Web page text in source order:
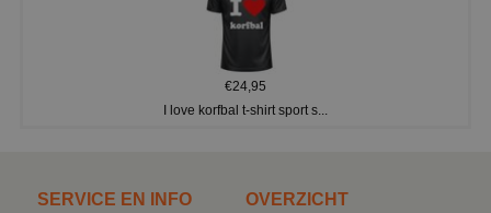
€24,95
I love korfbal t-shirt sport s...
SERVICE EN INFO OVERZICHT